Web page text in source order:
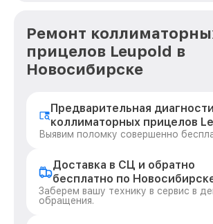
Ремонт
прицелов Leupold в
Новосибирске
Предварительная
коллиматорных прицелов
Выявим поломку совершенно
Доставка в СЦ и обратно
бесплатно по
Заберем вашу технику в сервис в
обращения.